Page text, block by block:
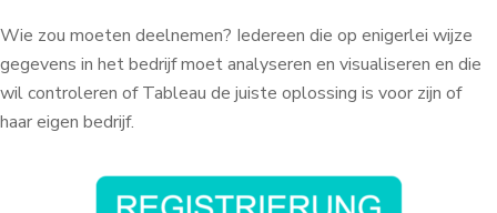
Wie zou moeten deelnemen? Iedereen die op enigerlei wijze
gegevens in het bedrijf moet analyseren en visualiseren en die
wil controleren of Tableau de juiste oplossing is voor zijn of
haar eigen bedrijf.